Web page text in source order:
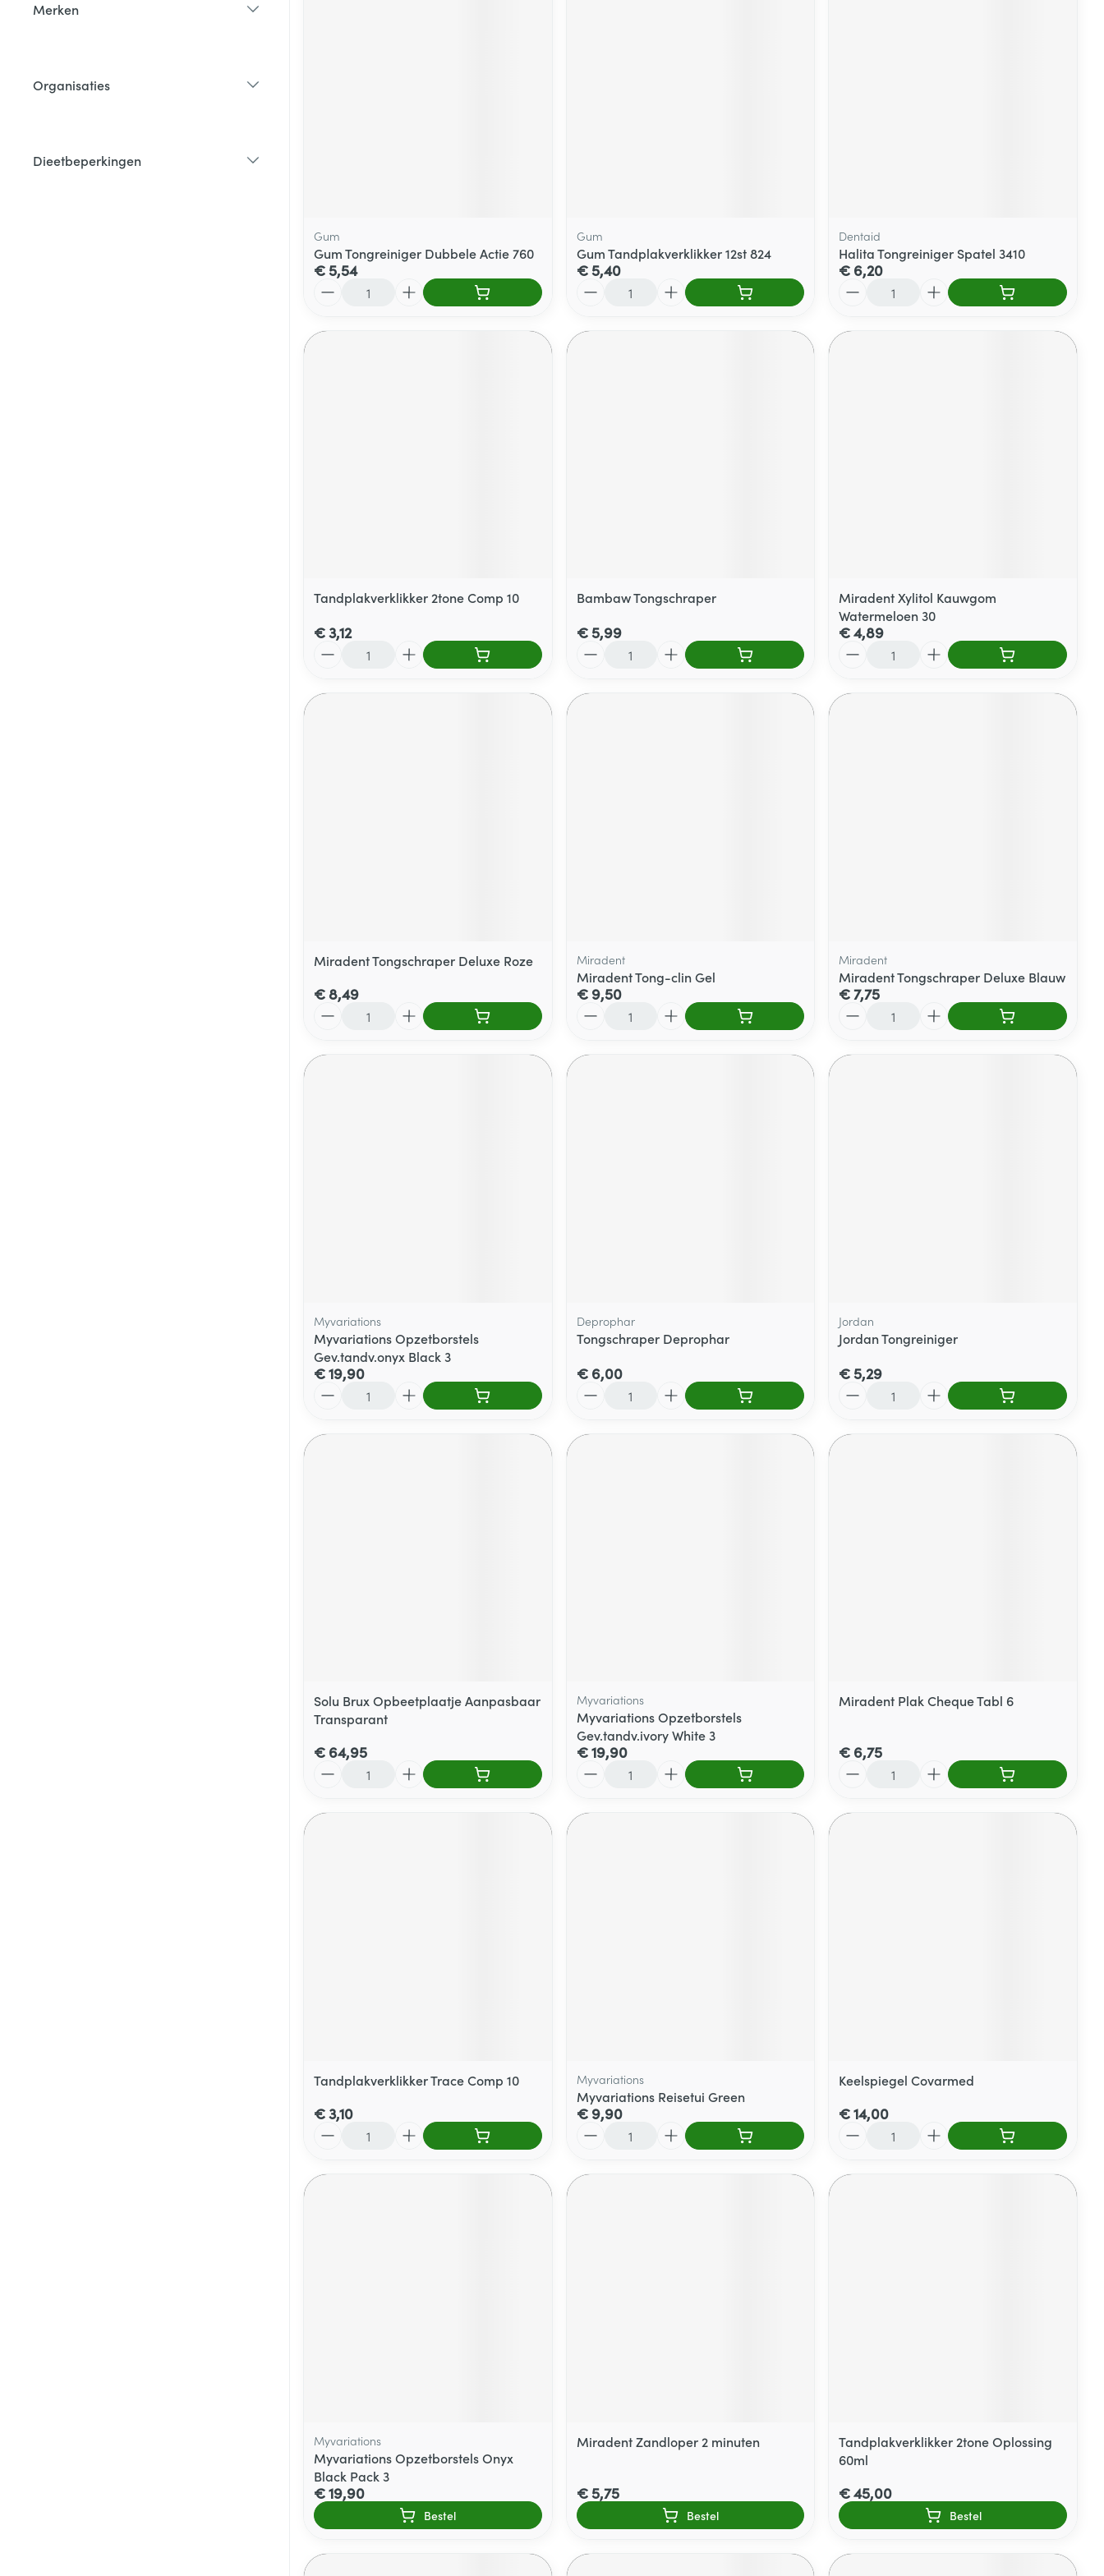
Merken
Organisaties
Dieetbeperkingen
Gum
Gum Tongreiniger Dubbele Actie 760
€ 5,54
Gum
Gum Tandplakverklikker 12st 824
€ 5,40
Dentaid
Halita Tongreiniger Spatel 3410
€ 6,20
Tandplakverklikker 2tone Comp 10
€ 3,12
Bambaw Tongschraper
€ 5,99
Miradent Xylitol Kauwgom
Watermeloen 30
€ 4,89
Miradent Tongschraper Deluxe Roze
€ 8,49
Miradent
Miradent Tong-clin Gel
€ 9,50
Miradent
Miradent Tongschraper Deluxe Blauw
€ 7,75
Myvariations
Myvariations Opzetborstels
Gev.tandv.onyx Black 3
€ 19,90
Deprophar
Tongschraper Deprophar
€ 6,00
Jordan
Jordan Tongreiniger
€ 5,29
Solu Brux Opbeetplaatje Aanpasbaar
Transparant
€ 64,95
Myvariations
Myvariations Opzetborstels
Gev.tandv.ivory White 3
€ 19,90
Miradent Plak Cheque Tabl 6
€ 6,75
Tandplakverklikker Trace Comp 10
€ 3,10
Myvariations
Myvariations Reisetui Green
€ 9,90
Keelspiegel Covarmed
€ 14,00
Myvariations
Myvariations Opzetborstels Onyx
Black Pack 3
€ 19,90
Bestel
Miradent Zandloper 2 minuten
€ 5,75
Bestel
Tandplakverklikker 2tone Oplossing
60ml
€ 45,00
Bestel